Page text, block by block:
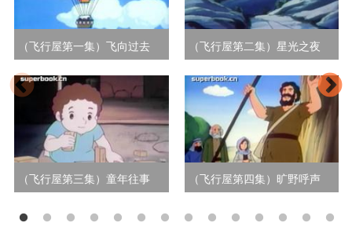
（飞行屋第一集）飞向过去 （飞行屋第二集）星光之夜
（飞行屋第三集）童年往事 （飞行屋第四集）旷野呼声